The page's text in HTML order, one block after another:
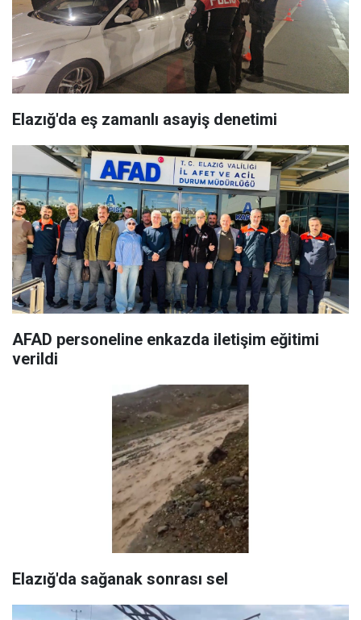
Elazığ'da eş zamanlı asayiş denetimi
AFAD personeline enkazda iletişim eğitimi
verildi
Elazığ'da sağanak sonrası sel